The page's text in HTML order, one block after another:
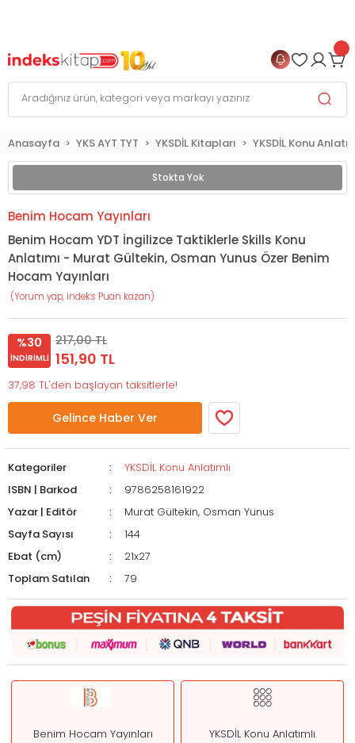
Anasayfa YKS AYT TYT YKSDİL Kitapları YKSDİL Konu
Stokta Yok
Benim Hocam Yayınları
Benim Hocam YDT İngilizce Taktiklerle Skills Konu
Anlatımı - Murat Gültekin, Osman Yunus Özer Benim
Hocam Yayınları
(Yorum yap, İndeks Puan kazan)
%30
İNDIRIMLI
217,00 TL
151,90 TL
37,98 TL'den başlayan taksitlerle!
Gelince Haber Ver
Kategoriler
YKSDİL Konu Anlatımlı
ISBN | Barkod
9786258161922
Yazar | Editör
Murat Gültekin, Osman Yunus
Sayfa Sayısı
144
Ebat (cm)
21x27
Toplam Satılan
79
Benim Hocam Yayınları
YKSDİL Konu Anlatımlı